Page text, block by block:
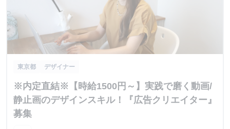
東京都 デザイナー
※内定直結※【時給1500円～】実践で磨く動画/
静止画のデザインスキル！『広告クリエイター』
募集